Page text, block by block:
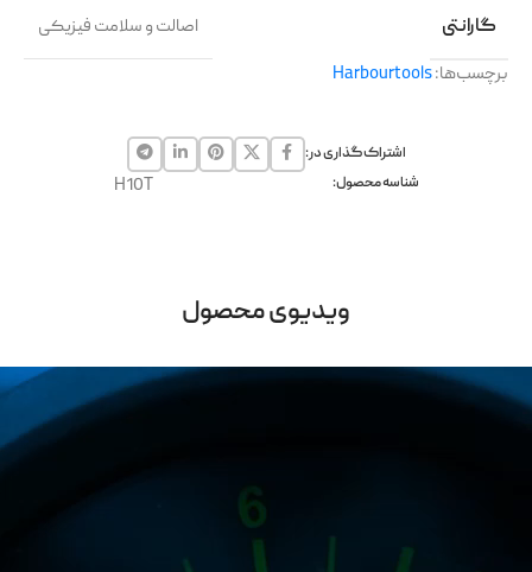
گارانتی
اصالت و سلامت فیزیکی
برچسب‌ها:Harbourtools
اشتراک گذاری در:
شناسه محصول:
H10T
ویدیوی محصول
نمایشگر